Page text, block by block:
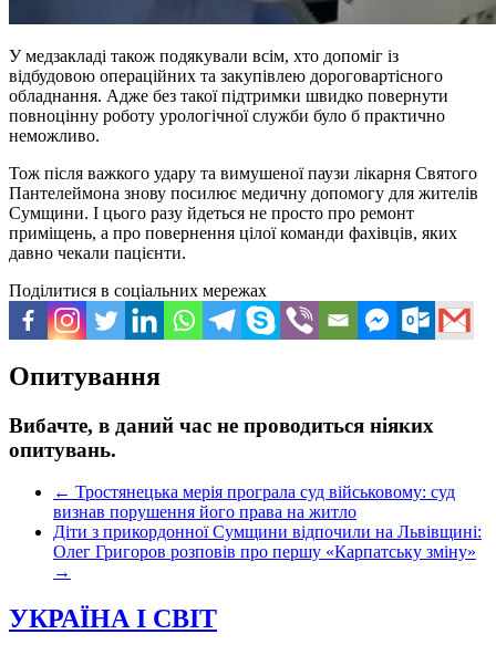
У медзакладі також подякували всім, хто допоміг із
відбудовою операційних та закупівлею дороговартісного
обладнання. Адже без такої підтримки швидко повернути
повноцінну роботу урологічної служби було б практично
неможливо.
Тож після важкого удару та вимушеної паузи лікарня Святого
Пантелеймона знову посилює медичну допомогу для жителів
Сумщини. І цього разу йдеться не просто про ремонт
приміщень, а про повернення цілої команди фахівців, яких
давно чекали пацієнти.
Поділитися в соціальних мережах
Опитування
Вибачте, в даний час не проводиться ніяких
опитувань.
← Тростянецька мерія програла суд військовому: суд
визнав порушення його права на житло
Діти з прикордонної Сумщини відпочили на Львівщині:
Олег Григоров розповів про першу «Карпатську зміну»
→
УКРАЇНА І СВІТ